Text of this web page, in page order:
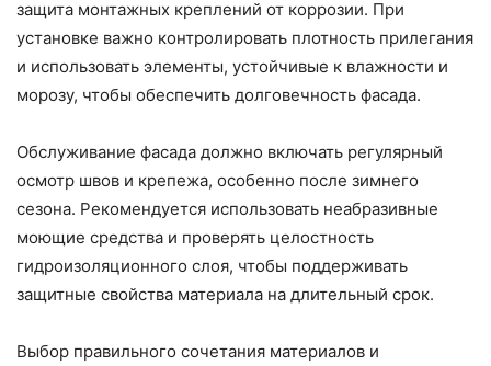
защита монтажных креплений от коррозии. При
установке важно контролировать плотность прилегания
и использовать элементы, устойчивые к влажности и
морозу, чтобы обеспечить долговечность фасада.
Обслуживание фасада должно включать регулярный
осмотр швов и крепежа, особенно после зимнего
сезона. Рекомендуется использовать неабразивные
моющие средства и проверять целостность
гидроизоляционного слоя, чтобы поддерживать
защитные свойства материала на длительный срок.
Выбор правильного сочетания материалов и